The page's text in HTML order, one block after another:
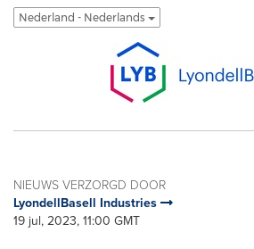
Nederland - Nederlands
NIEUWS VERZORGD DOOR
LyondellBasell Industries
19 jul, 2023, 11:00 GMT